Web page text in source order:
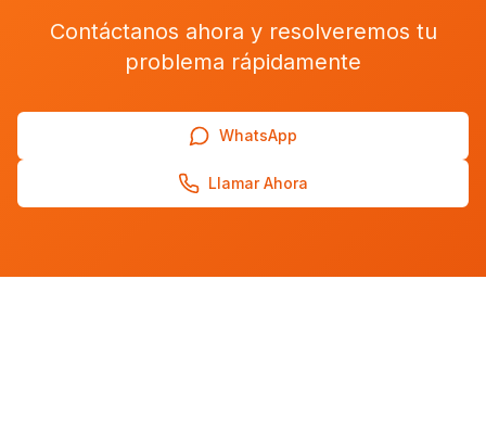
Contáctanos ahora y resolveremos tu
problema rápidamente
WhatsApp
Llamar Ahora